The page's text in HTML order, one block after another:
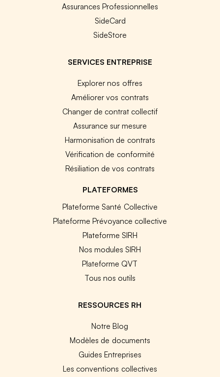
Assurances Professionnelles
SideCard
SideStore
SERVICES ENTREPRISE
Explorer nos offres
Améliorer vos contrats
Changer de contrat collectif
Assurance sur mesure
Harmonisation de contrats
Vérification de conformité
Résiliation de vos contrats
PLATEFORMES
Plateforme Santé Collective
Plateforme Prévoyance collective
Plateforme SIRH
Nos modules SIRH
Plateforme QVT
Tous nos outils
RESSOURCES RH
Notre Blog
Modèles de documents
Guides Entreprises
Les conventions collectives